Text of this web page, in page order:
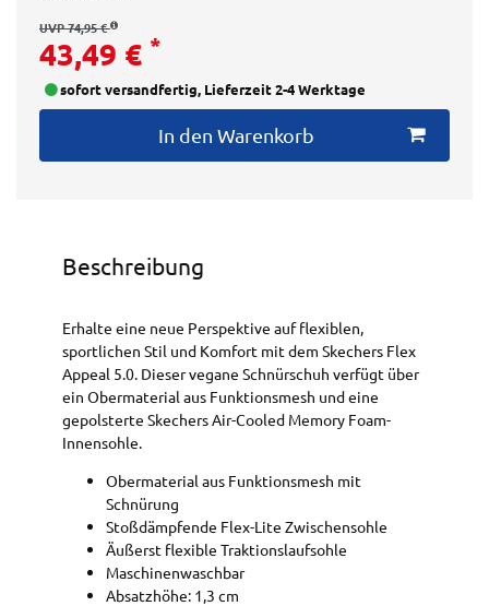
UVP 74,95 €
43,49 € *
sofort versandfertig, Lieferzeit 2-4 Werktage
In den Warenkorb
Beschreibung
Erhalte eine neue Perspektive auf flexiblen,
sportlichen Stil und Komfort mit dem Skechers Flex
Appeal 5.0. Dieser vegane Schnürschuh verfügt über
ein Obermaterial aus Funktionsmesh und eine
gepolsterte Skechers Air-Cooled Memory Foam-
Innensohle.
Obermaterial aus Funktionsmesh mit
Schnürung
Stoßdämpfende Flex-Lite Zwischensohle
Äußerst flexible Traktionslaufsohle
Maschinenwaschbar
Absatzhöhe: 1,3 cm